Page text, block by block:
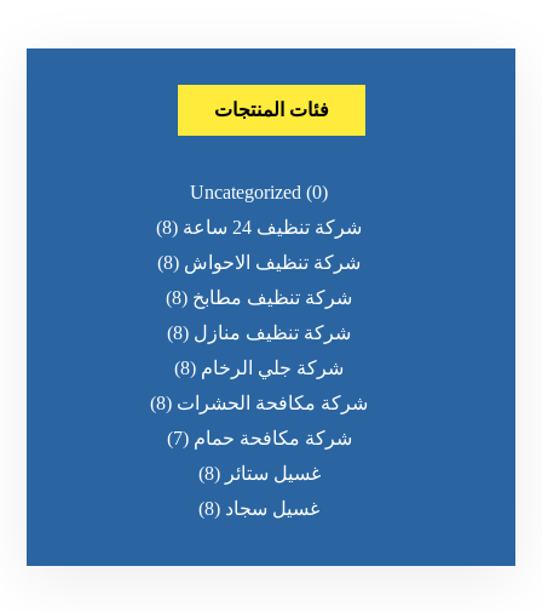
فئات المنتجات
Uncategorized (0)
شركة تنظيف 24 ساعة
(8)
شركة تنظيف الاحواش (8)
شركة تنظيف مطابخ (8)
شركة تنظيف منازل (8)
شركة جلي الرخام (8)
شركة مكافحة الحشرات (8)
شركة مكافحة حمام (7)
غسيل ستائر (8)
غسيل سجاد (8)